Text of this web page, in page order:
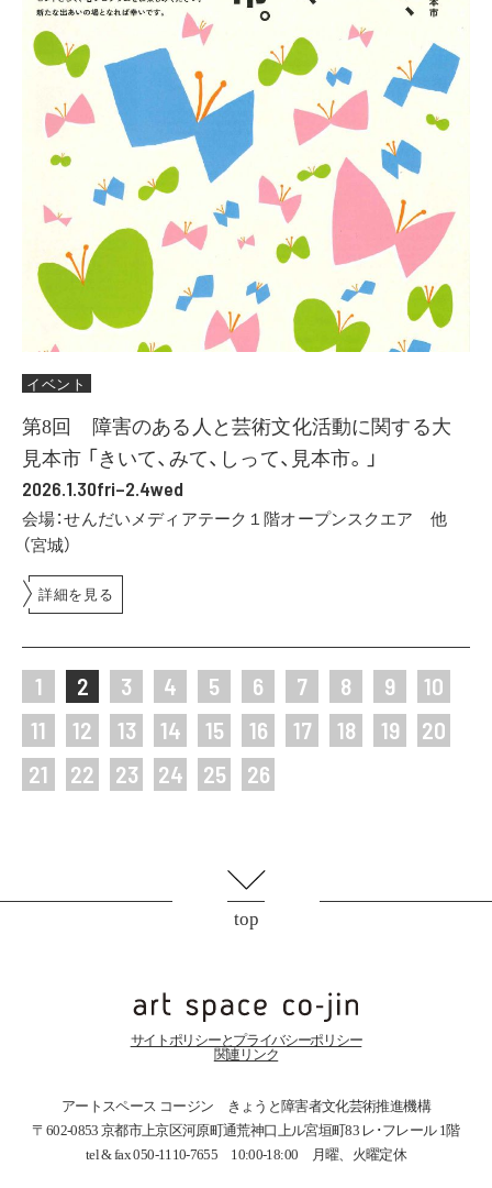
イベント
第8回 障害のある人と芸術文化活動に関する大
見本市 「きいて、みて、しって、見本市。」
2026.1.30fri–2.4wed
会場：せんだいメディアテーク１階オープンスクエア 他
（宮城）
詳細を見る
1 2 3 4 5 6 7 8 9
10
11
12 13 14 15 16 17 18 19
20
21
22 23 24 25 26
top
サイトポリシーとプライバシーポリシー
関連リンク
アートスペース コージン きょうと障害者文化芸術推進機構
〒602-0853 京都市上京区河原町通荒神口上ル宮垣町83 レ･フレール 1階
tel & fax 050-1110-7655 10:00-18:00 月曜、火曜定休